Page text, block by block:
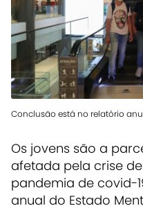
Conclusão está no relatório
Os jovens são a
afetada pela crise
pandemia de covid-
anual do Estado